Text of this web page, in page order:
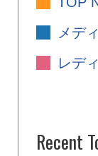
メデ
レデ
Recent